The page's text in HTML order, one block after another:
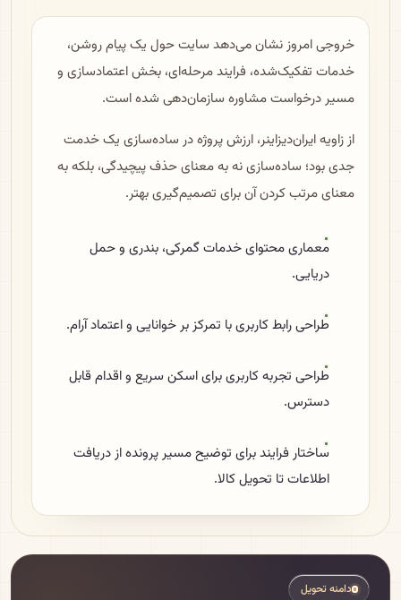
خروجی امروز نشان می‌دهد سایت حول یک پیام روشن،
خدمات تفکیک‌شده، فرایند مرحله‌ای، بخش اعتمادسازی و
مسیر درخواست مشاوره سازمان‌دهی شده است.
از زاویه ایران‌دیزاینر، ارزش پروژه در ساده‌سازی یک خدمت
جدی بود؛ ساده‌سازی نه به معنای حذف پیچیدگی، بلکه به
معنای مرتب کردن آن برای تصمیم‌گیری بهتر.
معماری محتوای خدمات گمرکی، بندری و حمل
دریایی.
طراحی رابط کاربری با تمرکز بر خوانایی و اعتماد آرام.
طراحی تجربه کاربری برای اسکن سریع و اقدام قابل
دسترس.
ساختار فرایند برای توضیح مسیر پرونده از دریافت
اطلاعات تا تحویل کالا.
دامنه تحویل